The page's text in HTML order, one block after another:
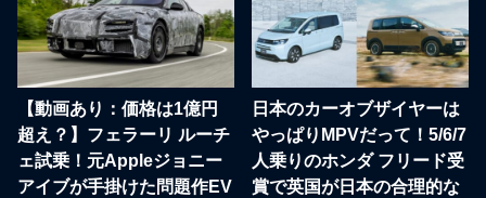
【動画あり：価格は1億円
超え？】フェラーリ ルーチ
ェ試乗！元Appleジョニー
アイブが手掛けた問題作EV
日本のカーオブザイヤーは
やっぱりMPVだって！5/6/7
人乗りのホンダ フリード受
賞で英国が日本の合理的な